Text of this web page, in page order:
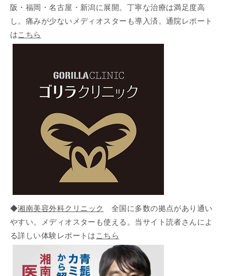
阪・福岡・名古屋・新潟に展開。丁寧な治療は満足度高
し。痛みが少ないメディオスターも導入済。通院レポート
はこちら
◆湘南美容外科クリニック
全国に多数の拠点があり通い
やすい。メディオスターも使える。当サイト読者さんによ
る詳しい体験レポートは こちら